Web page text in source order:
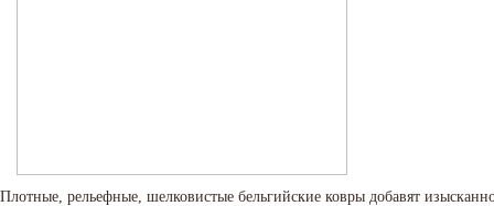
Плотные, рельефные, шелковистые бельгийские ковры добавят